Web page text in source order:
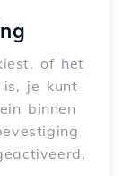
of het
is, je kunt
binnen